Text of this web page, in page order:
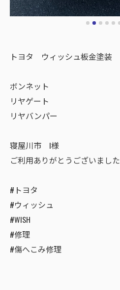
トヨタ ウィッシュ板金塗装
ボンネット
リヤゲート
リヤバンパー
寝屋川市 I様
ご利用ありがとうございました
#トヨタ
#ウィッシュ
#WISH
#修理
#傷へこみ修理